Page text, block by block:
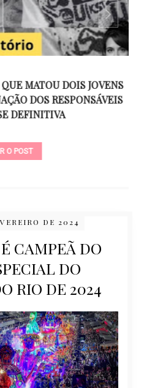
MATOU DOIS JOVENS
DOS RESPONSÁVEIS
DEFINITIVA
O POST
DE 2024
CAMPEÃ DO
DO
RIO DE 2024